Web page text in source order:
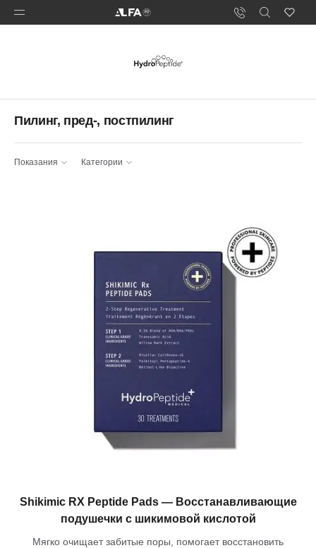
Пилинг, пред-, постпилинг
Показания Категории
Shikimic RX Peptide Pads — Восстанавливающие
подушечки с шикимовой кислотой
Мягко очищает забитые поры, помогает восстановить